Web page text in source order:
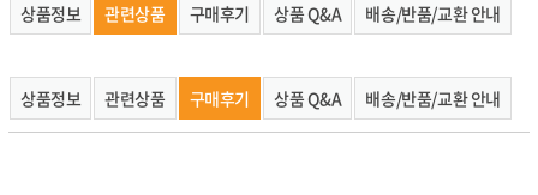
상품정보 관련상품 구매후기 상품 Q&A 배송/반품/교환 안내
상품정보 관련상품 구매후기 상품 Q&A 배송/반품/교환 안내